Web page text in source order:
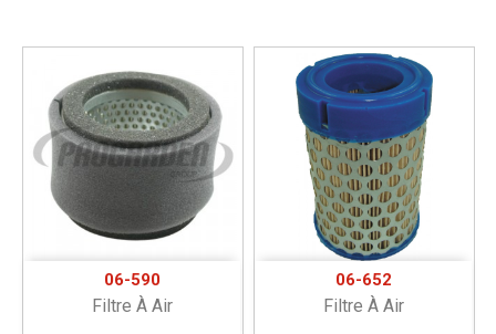
06-590
Filtre À Air
06-652
Filtre À Air